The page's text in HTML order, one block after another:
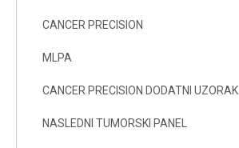
CANCER PRECISION
MLPA
CANCER PRECISION DODATNI UZORAK
NASLEDNI TUMORSKI PANEL